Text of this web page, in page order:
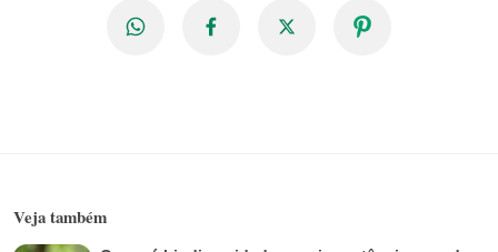
Veja também